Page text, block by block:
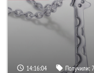
14:16:03 Получили: